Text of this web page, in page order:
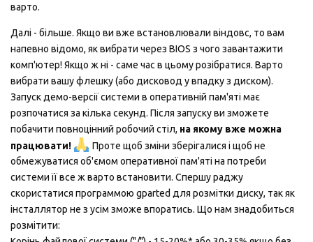
варто.
Далі - більше. Якщо ви вже встановлювали віндовс, то вам
напевно відомо, як вибрати через BIOS з чого завантажити
комп'ютер! Якщо ж ні - саме час в цьому розібратися. Варто
вибрати вашу флешку (або дисковод у впадку з диском).
Запуск демо-версії системи в оперативній пам'яті має
розпочатися за кілька секунд. Після запуску ви зможете
побачити повноцінний робочий стіл, на якому вже можна
працювати!
Проте щоб зміни зберігалися і щоб не
обмежуватися об'ємом оперативної пам'яті на потреби
системи її все ж варто встановити. Спершу раджу
скористатися программою gparted для розмітки диску, так як
інсталлятор не з усім зможе впоратись. Що нам знадобиться
розмітити: